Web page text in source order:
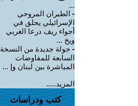
...
- الطيران المروحي
الإسرائيلي يحلق في
أجواء ريف درعا الغربي
ويخ ...
- جولة جديدة من النسخة
السابعة للمفاوضات
المباشرة بين لبنان وإ ...
المزيد.....
كتب ودراسات